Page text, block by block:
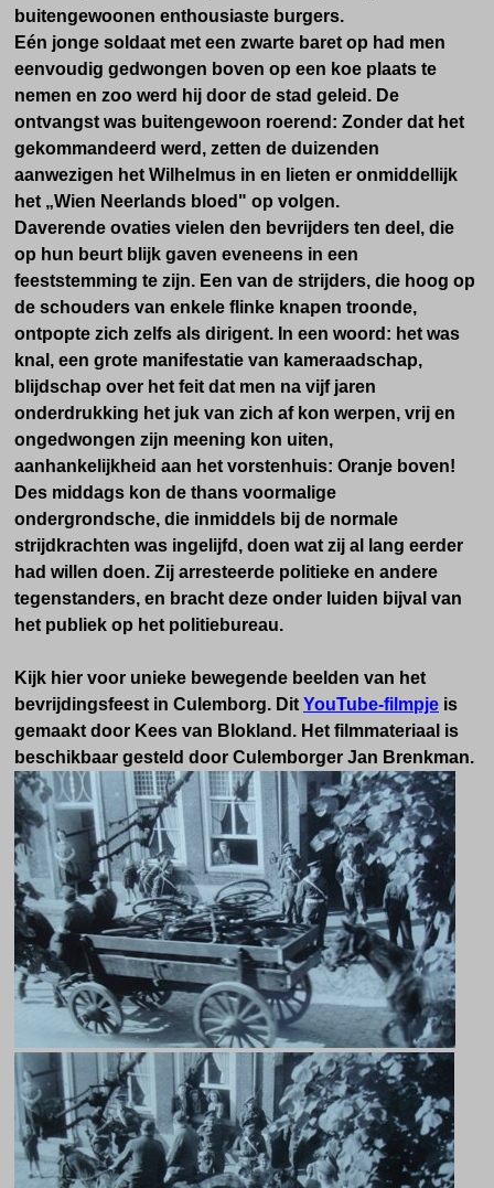
buitengewoonen enthousiaste burgers.
Eén jonge soldaat met een zwarte baret op had men
eenvoudig gedwongen boven op een koe plaats te
nemen en zoo werd hij door de stad geleid. De
ontvangst was buitengewoon roerend: Zonder dat het
gekommandeerd werd, zetten de duizenden
aanwezigen het Wilhelmus in en lieten er onmiddellijk
het „Wien Neerlands bloed" op volgen.
Daverende ovaties vielen den bevrijders ten deel, die
op hun beurt blijk gaven eveneens in een
feeststemming te zijn. Een van de strijders, die hoog op
de schouders van enkele flinke knapen troonde,
ontpopte zich zelfs als dirigent. In een woord: het was
knal, een grote manifestatie van kameraadschap,
blijdschap over het feit dat men na vijf jaren
onderdrukking het juk van zich af kon werpen, vrij en
ongedwongen zijn meening kon uiten,
aanhankelijkheid aan het vorstenhuis: Oranje boven!
Des middags kon de thans voormalige
ondergrondsche, die inmiddels bij de normale
strijdkrachten was ingelijfd, doen wat zij al lang eerder
had willen doen. Zij arresteerde politieke en andere
tegenstanders, en bracht deze onder luiden bijval van
het publiek op het politiebureau.
Kijk hier voor unieke bewegende beelden van het
bevrijdingsfeest in Culemborg. Dit YouTube-filmpje is
gemaakt door Kees van Blokland. Het filmmateriaal is
beschikbaar gesteld door Culemborger Jan Brenkman.